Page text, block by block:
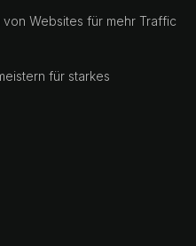
Websites für mehr Traffic
für starkes